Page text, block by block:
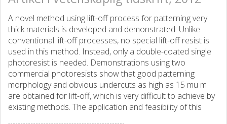
A novel method using lift-off process for patterning very
thick materials is developed and demonstrated. Unlike
conventional lift-off processes, no special lift-off resist is
used in this method. Instead, only a double-coated single
photoresist is needed. Demonstrations using two
commercial photoresists show that good patterning
morphology and obvious undercuts as high as 15 mu m
are obtained for lift-off, which is very difficult to achieve by
existing methods. The application and feasibility of this